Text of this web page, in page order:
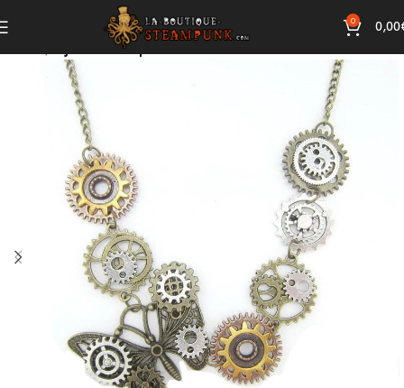
0 0,00
Bijoux Steampunk